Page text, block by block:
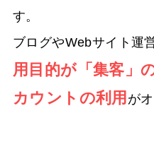
す。
ブログやWebサイト運
用目的が「集客」
カウントの利用 が